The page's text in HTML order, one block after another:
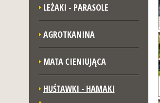
LEŻAKI - PARASOLE
AGROTKANINA
MATA CIENIUJĄCA
HUŚTAWKI - HAMAKI